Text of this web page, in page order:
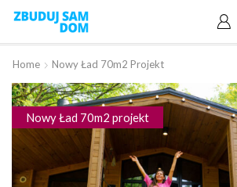
Home Nowy Ład 70m2 Projekt
Nowy Ład 70m2 projekt